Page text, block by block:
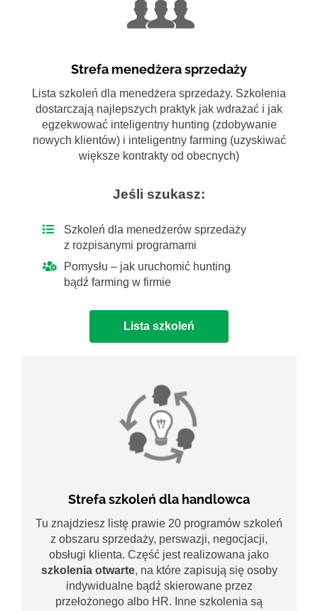
Strefa menedżera sprzedaży
Lista szkoleń dla menedżera sprzedaży. Szkolenia
dostarczają najlepszych praktyk jak wdrażać i jak
egzekwować inteligentny hunting (zdobywanie
nowych klientów) i inteligentny farming (uzyskiwać
większe kontrakty od obecnych)
Jeśli szukasz:
Szkoleń dla menedżerów sprzedaży
z rozpisanymi programami
Pomysłu – jak uruchomić hunting
bądź farming w firmie
Lista szkoleń
Strefa szkoleń dla handlowca
Tu znajdziesz listę prawie 20 programów szkoleń
z obszaru sprzedaży, perswazji, negocjacji,
obsługi klienta. Część jest realizowana jako
szkolenia otwarte, na które zapisują się osoby
indywidualne bądź skierowane przez
przełożonego albo HR. Inne szkolenia są